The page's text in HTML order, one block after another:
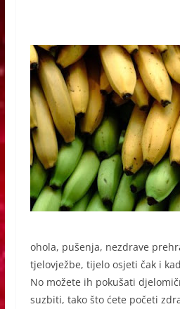
ohola, pušenja, nezdrave
tjelovježbe, tijelo osjeti čak i
No možete ih pokušati
suzbiti, tako što ćete početi